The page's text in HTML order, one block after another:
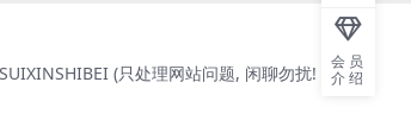
(只处理网站问题, 闲聊勿扰! )
会员
介绍